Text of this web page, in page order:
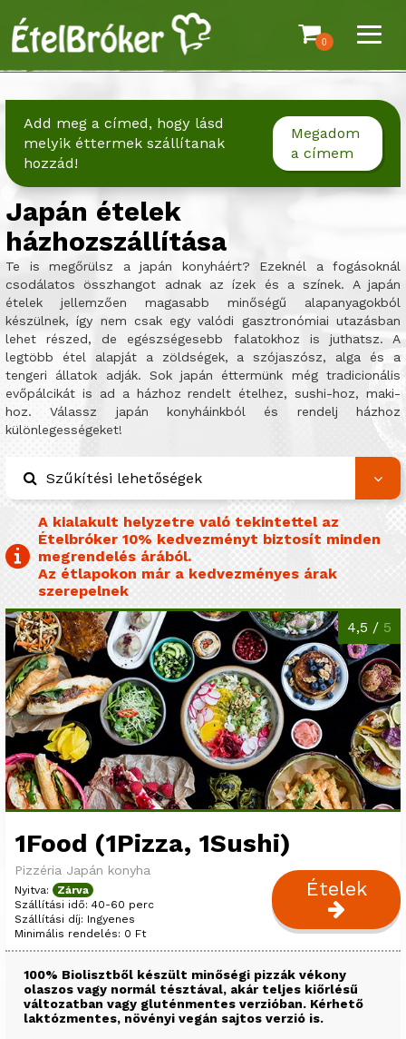
0
Add meg a címed, hogy lásd
melyik éttermek szállítanak
hozzád!
Megadom
a címem
Japán ételek
házhozszállítása
Te is megőrülsz a japán konyháért? Ezeknél a fogásoknál
csodálatos összhangot adnak az ízek és a színek. A japán
ételek jellemzően magasabb minőségű alapanyagokból
készülnek, így nem csak egy valódi gasztronómiai utazásban
lehet részed, de egészségesebb falatokhoz is juthatsz. A
legtöbb étel alapját a zöldségek, a szójaszósz, alga és a
tengeri állatok adják. Sok japán éttermünk még tradicionális
evőpálcikát is ad a házhoz rendelt ételhez, sushi-hoz, maki-
hoz. Válassz japán konyháinkból és rendelj házhoz
különlegességeket!
Szűkítési lehetőségek
A kialakult helyzetre való tekintettel az
Ételbróker 10% kedvezményt biztosít minden
megrendelés árából.
Az étlapokon már a kedvezményes árak
szerepelnek
4,5 / 5
1Food (1Pizza, 1Sushi)
Pizzéria Japán konyha
Nyitva:
Zárva
Szállítási idő: 40-60 perc
Szállítási díj: Ingyenes
Minimális rendelés: 0 Ft
Ételek
100% Biolisztből készült minőségi pizzák vékony
olaszos vagy normál tésztával, akár teljes kiőrlésű
változatban vagy gluténmentes verzióban. Kérhető
laktózmentes, növényi vegán sajtos verzió is.